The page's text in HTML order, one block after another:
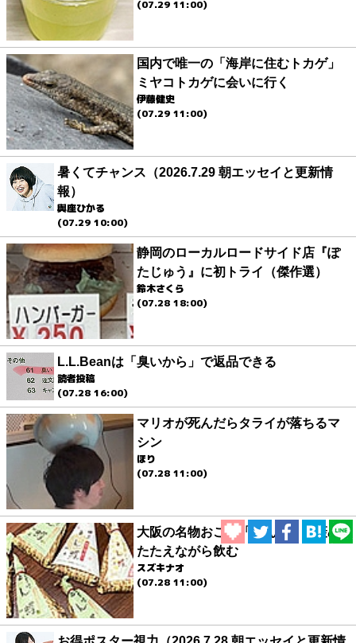
(07.29 11:00)
国内で唯一の「海岸に住むトカゲ」
ミヤコトカゲに会いに行く
伊藤健史
(07.29 11:00)
暑くてチャンス（2026.7.29 朝エッセイと更新情
報）
與座ひかる
(07.29 10:00)
静岡のローカルロードサイド店『ぽ
たじゅう』に初トライ（傑作選）
鈴木さくら
(07.28 18:00)
L.L.Beanは「臭いから」で返品できる
読者投稿
(07.28 16:00)
マリオが死んだらタライが落ちるマ
シン
ほり
(07.28 11:00)
大阪の名物おこわ「とん蝶」を褒め
たたえながら飲む
スズキナオ
(07.28 11:00)